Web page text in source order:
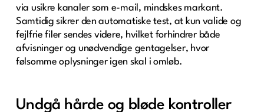
via usikre kanaler som e-mail, mindskes markant.
Samtidig sikrer den automatiske test, at kun valide og
fejlfrie filer sendes videre, hvilket forhindrer både
afvisninger og unødvendige gentagelser, hvor
følsomme oplysninger igen skal i omløb.
Undgå hårde og bløde kontroller